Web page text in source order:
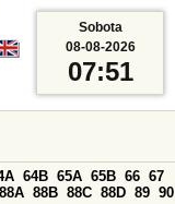
64B 65A 65B 66 67
88A 88B 88C 88D 89 90
Sobota
08-08-2026
07:51